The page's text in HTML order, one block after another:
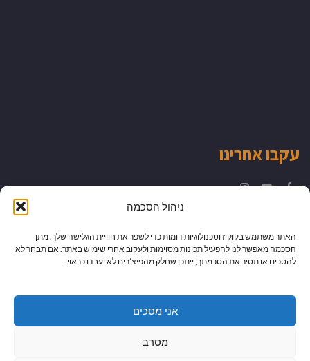
ניהול הסכמה
האתר משתמש בקוקיז וטכנולוגיות דומות כדי לשפר את חוויית הגלישה שלך. מתן
הסכמה מאפשר לנו להפעיל תכונות מסוימות ולעקוב אחרי שימוש באתר. אם תבחר לא
להסכים או תסיר את הסכמתך, ייתכן שחלק מהפיצ’רים לא יעבדו כראוי.
אני מסכים
מסרב
עקבו אחרינו